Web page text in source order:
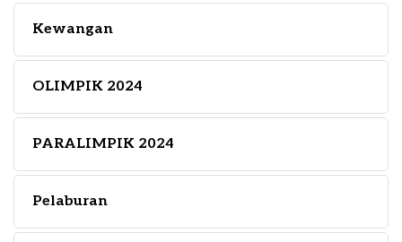
Kewangan
OLIMPIK 2024
PARALIMPIK 2024
Pelaburan